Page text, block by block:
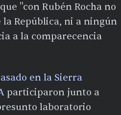
"con Rubén Rocha no
la República, ni a ningún
a la comparecencia
en la Sierra
participaron junto a
laboratorio